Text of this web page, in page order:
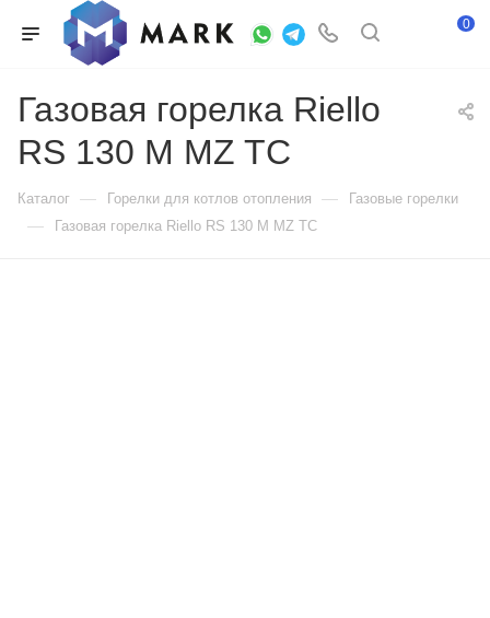
0
Газовая горелка Riello
RS 130 M MZ TC
Каталог — Горелки для котлов отопления — Газовые горелки
— Газовая горелка Riello RS 130 M MZ TC